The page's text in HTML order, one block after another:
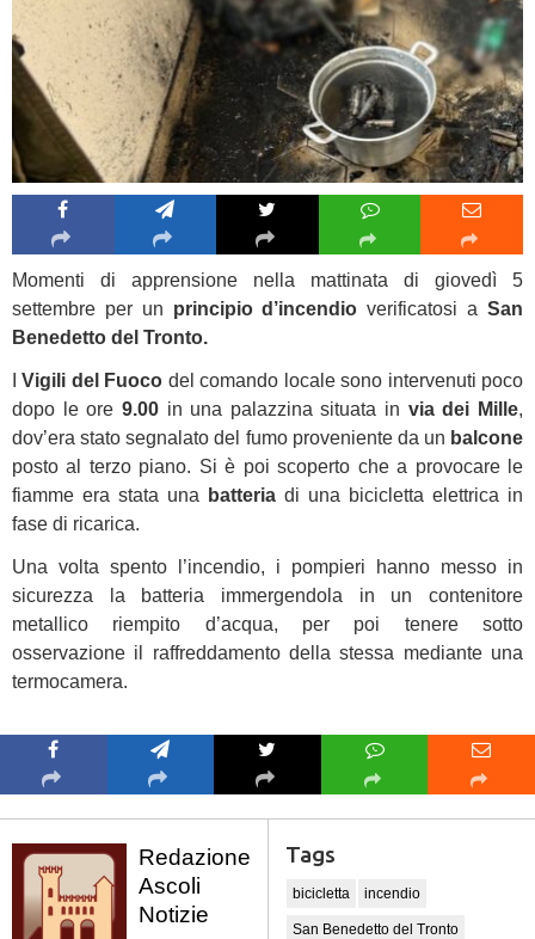
Momenti di apprensione nella mattinata di giovedì 5
settembre per un principio d’incendio verificatosi aSan
Benedetto del Tronto.
IVigili del Fuoco del comando locale sono intervenuti poco
dopo le ore 9.00in una palazzina situata in via dei Mille,
dov’era stato segnalato del fumo proveniente da un balcone
posto al terzo piano. Si è poi scoperto che a provocare le
fiamme era stata una
batteria di una bicicletta elettrica in
fase di ricarica.
Una volta spento l’incendio, i pompieri hanno messo in
sicurezza la batteria immergendola in un contenitore
metallico riempito d’acqua, per poi tenere sotto
osservazione il raffreddamento della stessa mediante una
termocamera.
Redazione
Ascoli
Notizie
Tags
bicicletta incendio
San Benedetto del Tronto